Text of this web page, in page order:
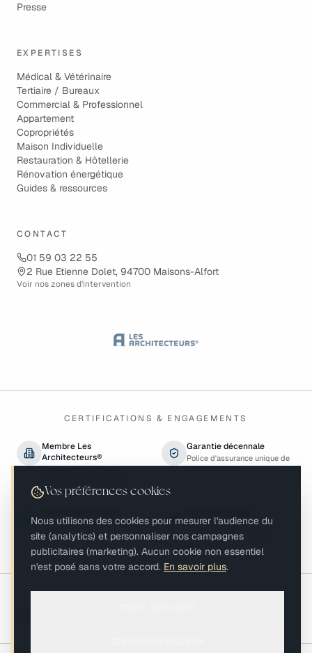
Presse
EXPERTISES
Médical & Vétérinaire
Tertiaire / Bureaux
Commercial & Professionnel
Appartement
Copropriétés
Maison Individuelle
Restauration & Hôtellerie
Rénovation énergétique
Guides & ressources
CONTACT
01 59 03 22 55
2 Rue Etienne Dolet, 94700 Maisons-Alfort
Voir nos zones d'intervention
CERTIFICATIONS & ENGAGEMENTS
Membre Les
Architecteurs®
généraux
Garantie décennale
Police d'assurance unique de
chantier incluse
Reconnu pour la satisfaction
client
Matériaux biosourcés,
performance énergétique,
Vos préférences cookies
Nous utilisons des cookies pour mesurer l'audience du
site (analytics) et personnaliser nos campagnes
publicitaires (marketing). Aucun cookie non essentiel
n'est posé sans votre accord. En savoir plus.